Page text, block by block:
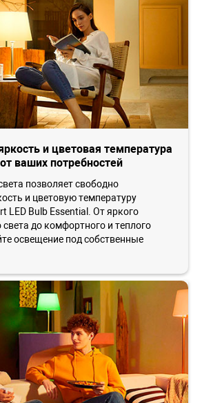
и цветовая температура
ваших потребностей
позволяет свободно
и цветовую температуру
LED Bulb Essential. От яркого
света до комфортного и теплого
освещение под собственные